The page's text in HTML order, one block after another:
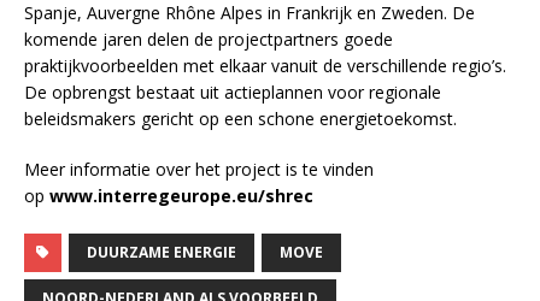
Spanje, Auvergne Rhône Alpes in Frankrijk en Zweden. De
komende jaren delen de projectpartners goede
praktijkvoorbeelden met elkaar vanuit de verschillende regio’s.
De opbrengst bestaat uit actieplannen voor regionale
beleidsmakers gericht op een schone energietoekomst.
Meer informatie over het project is te vinden
op www.interregeurope.eu/shrec
DUURZAME ENERGIE MOVE